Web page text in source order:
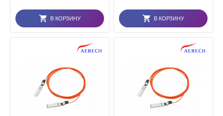
В КОРЗИНУ В КОРЗИНУ